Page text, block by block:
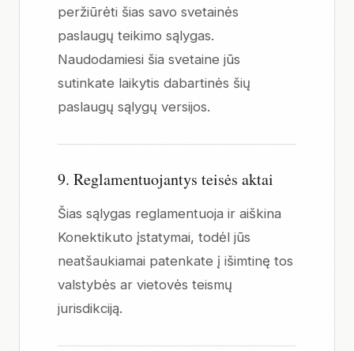
peržiūrėti šias savo svetainės
paslaugų teikimo sąlygas.
Naudodamiesi šia svetaine jūs
sutinkate laikytis dabartinės šių
paslaugų sąlygų versijos.
9. Reglamentuojantys teisės aktai
Šias sąlygas reglamentuoja ir aiškina
Konektikuto įstatymai, todėl jūs
neatšaukiamai patenkate į išimtinę tos
valstybės ar vietovės teismų
jurisdikciją.